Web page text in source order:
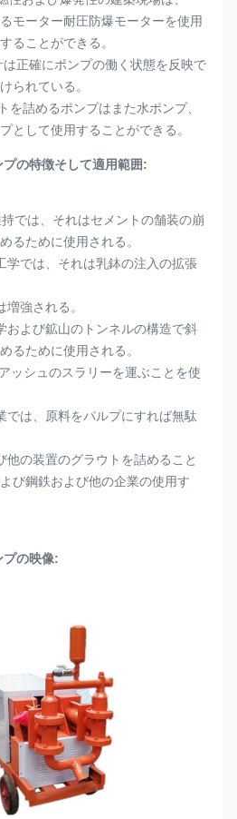
モーター耐圧防爆モーターを使用
ることができる。
正確にポンプの働く状態を反映で
られている。
を詰めるポンプはまた水ポンプ、
として使用することができる。
の特徴そして適用範囲:
では、それはセメントの舗装の崩
るために使用される。
学では、それは乳鉢の注入の拡張
強される。
および鉱山のトンネルの構造で斜
るために使用される。
ッシュのスラリーを運ぶことを使
では、原料をパルプにすれば無駄
他の装置のグラウトを詰めること
び鋼鉄および他の企業の使用す
プの映像: